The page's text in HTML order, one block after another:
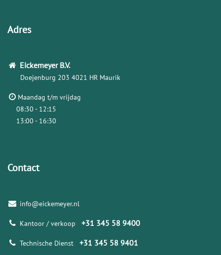
Adres
Eickemeyer B.V.
Doejenburg 203 4021 HR Maurik
Maandag t/m vrijdag
08:30 - 12:15
13:00 - 16:30
Contact
info@eickemeyer.nl
Kantoor / verkoop +31 345 58 9400
Technische Dienst +31 345 58 9401